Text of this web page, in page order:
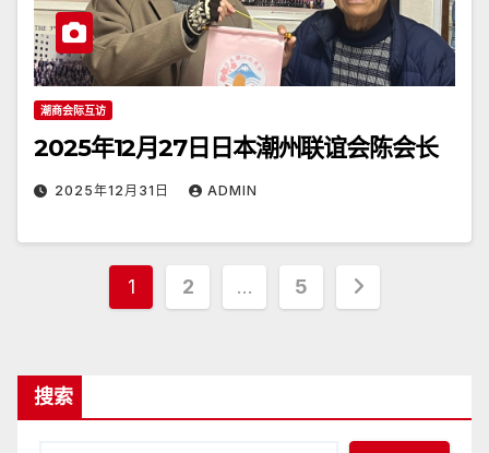
潮商会际互访
2025年12月27日日本潮州联谊会陈会长
2025年12月31日 ADMIN
文
页
1 2 … 5
搜索